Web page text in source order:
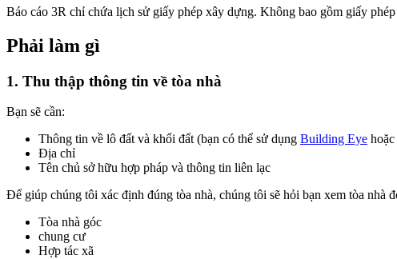
Báo cáo 3R chỉ chứa lịch sử giấy phép xây dựng. Không bao gồm giấy
Phải làm gì
1. Thu thập thông tin về tòa nhà
Bạn sẽ cần:
Thông tin về lô đất và khối đất (bạn có thể sử dụng Building Eye hoặc
Địa chỉ
Tên chủ sở hữu hợp pháp và thông tin liên lạc
Để giúp chúng tôi xác định đúng tòa nhà, chúng tôi sẽ hỏi bạn xem tòa nhà
Tòa nhà góc
chung cư
Hợp tác xã